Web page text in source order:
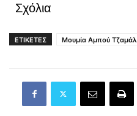
Σχόλια
ΕΤΙΚΕΤΕΣ Μουμία Αμπού Τζαμάλ